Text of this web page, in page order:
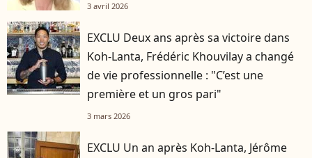
3 avril 2026
EXCLU Deux ans après sa victoire dans
Koh-Lanta, Frédéric Khouvilay a changé
de vie professionnelle : "C’est une
première et un gros pari"
3 mars 2026
EXCLU Un an après Koh-Lanta, Jérôme